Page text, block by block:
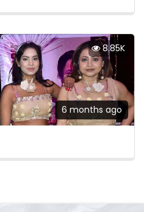
8.85K
6 months ago